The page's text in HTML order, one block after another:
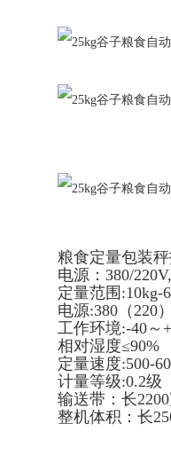
粮食定量包装
电源：380/
定量范围:10kg-
电源:380（220
工作环境:-40～
相对湿度≤90%
定量速度:500-
计量等级:0.2级
输送带：长
整机体积：长